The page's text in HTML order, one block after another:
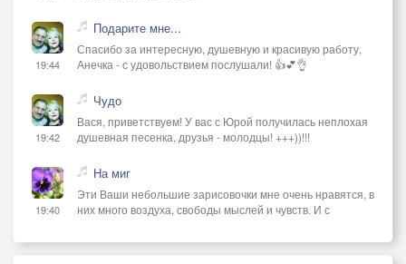
19:44
Подарите мне...
Спасибо за интересную, душевную и красивую работу,
Анечка - с удовольствием послушали! 👍💕👌
19:42
Чудо
Вася, приветствуем! У вас с Юрой получилась неплохая
душевная песенка, друзья - молодцы! +++))!!!
19:40
На миг
Эти Ваши небольшие зарисовочки мне очень нравятся, в
них много воздуха, свободы мыслей и чувств. И с